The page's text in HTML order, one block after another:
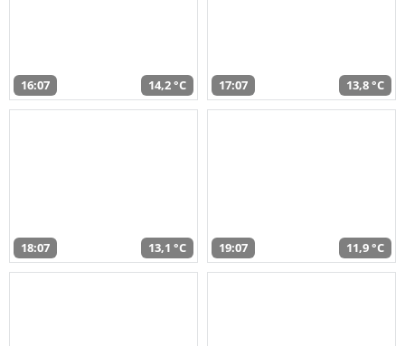
16:07 14,2 °C 17:07 13,8 °C
18:07 13,1 °C 19:07 11,9 °C